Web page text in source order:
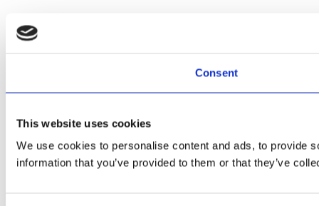
Consent
This website uses cookies
We use cookies to personalise content and ads, to provide
information that you’ve provided to them or that they’ve